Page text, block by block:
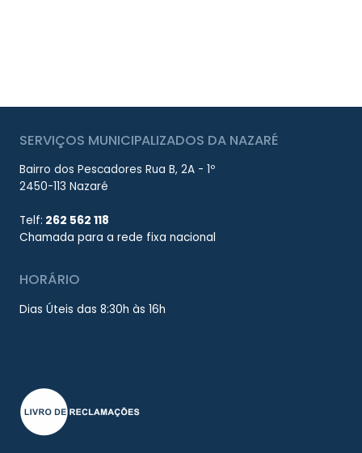
SERVIÇOS MUNICIPALIZADOS DA NAZARÉ
Bairro dos Pescadores Rua B, 2A - 1º
2450-113 Nazaré
Telf: 262 562 118
Chamada para a rede fixa nacional
HORÁRIO
Dias Úteis das 8:30h às 16h